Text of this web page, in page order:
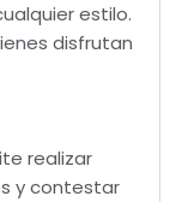
estilo.
disfrutan
realizar
y contestar